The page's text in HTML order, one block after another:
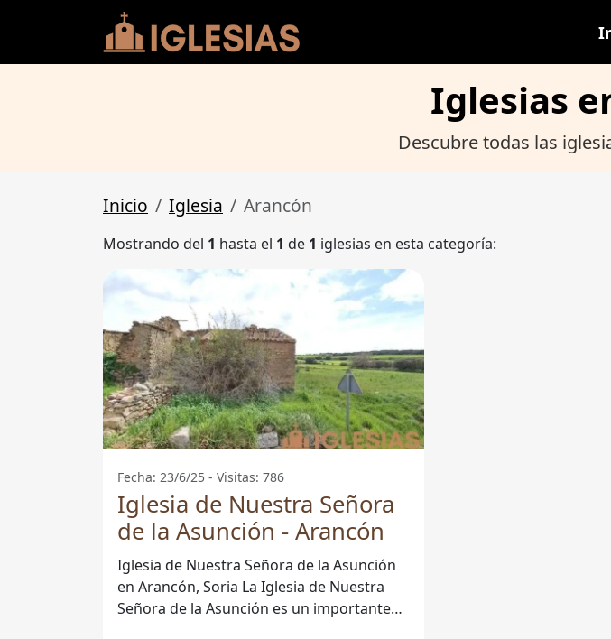
Iglesias
Descubre todas las
Inicio Iglesia Arancón
Mostrando del 1 hasta el 1 de 1 iglesias en esta categoría:
Fecha: 23/6/25 - Visitas: 786
Iglesia de Nuestra Señora
de la Asunción - Arancón
Iglesia de Nuestra Señora de la Asunción
en Arancón, Soria La Iglesia de Nuestra
Señora de la Asunción es un importante